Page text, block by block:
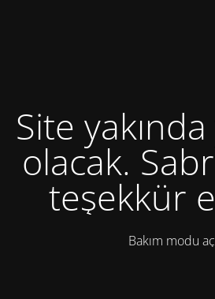
Site
olacak.
teşekkür
Bakım modu